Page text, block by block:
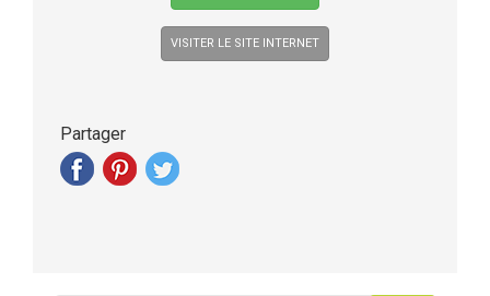
VISITER LE SITE INTERNET
Partager